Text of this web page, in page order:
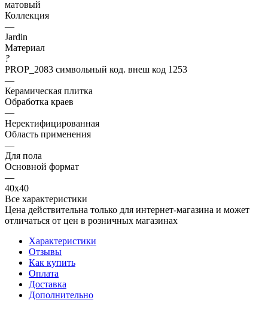
матовый
Коллекция
—
Jardin
Материал
?
PROP_2083 символьный код. внеш код 1253
—
Керамическая плитка
Обработка краев
—
Неректифицированная
Область применения
—
Для пола
Основной формат
—
40х40
Все характеристики
Цена действительна только для интернет-магазина и может
отличаться от цен в розничных магазинах
Характеристики
Отзывы
Как купить
Оплата
Доставка
Дополнительно